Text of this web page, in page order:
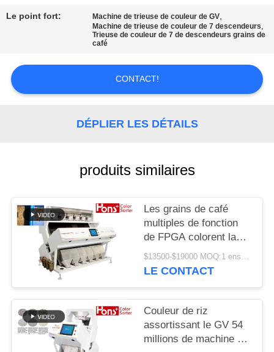
DEMANDEZ
CITATION
PLAN
POLICY
Le point fort: Machine de trieuse de couleur de GV,
Machine de trieuse de couleur de 7 descendeurs,
Trieuse de couleur de 7 de descendeurs grains de
café
CONTACT!
DÉPLIER LES DÉTAILS
produits similaires
Les grains de café
multiples de fonction
de FPGA colorent la
trieuse
$13500-$19000 MOQ:1 ensemble
LE CONTACT
Couleur de riz
assortissant le GV 54
millions de machine de